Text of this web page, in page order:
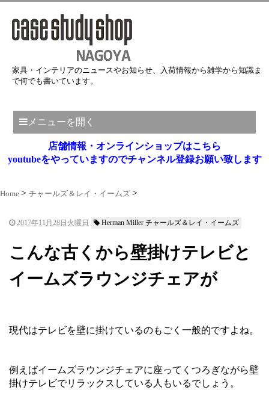
家具・インテリアのニュースやお知らせ、入荷情報から雑学から知識ま
で何でも書いています。
メニューを開く
店舗情報・オンラインショップはこちら
youtubeをやっていますのでチャンネル登録お願い致します
Home チャールズ＆レイ・イームズ
2017年11月28日火曜日 Herman Miller チャールズ＆レイ・イームズ
こんな古くから壁掛けテレビと
イームズラウンジチェアが
現代はテレビを壁に掛けているのもごく一般的ですよね。
例えばイームズラウンジチェアに座ってくつろぎながら壁
掛けテレビでリラックスしている人もいるでしょう。